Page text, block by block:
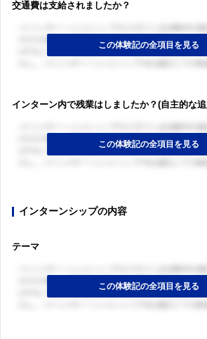
交通費は支給されましたか？
インターン内で残業はしましたか？(自主的な
インターンシップの内容
テーマ